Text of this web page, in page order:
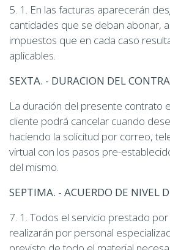
5. 1. En las facturas aparecerán
cantidades que se deban abonar,
impuestos que en cada caso
aplicables.
SEXTA. - DURACION DEL
La duración del presente contrato
cliente podrá cancelar cuando
haciendo la solicitud por correo,
virtual con los pasos pre-
del mismo.
SEPTIMA. - ACUERDO DE NIVEL
7. 1. Todos el servicio prestado por
realizarán por personal